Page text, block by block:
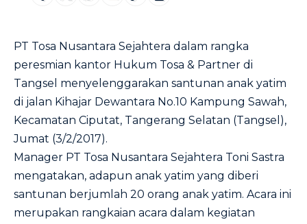
PT Tosa Nusantara Sejahtera dalam rangka
peresmian kantor Hukum Tosa & Partner di
Tangsel menyelenggarakan santunan anak yatim
di jalan Kihajar Dewantara No.10 Kampung Sawah,
Kecamatan Ciputat, Tangerang Selatan (Tangsel),
Jumat (3/2/2017).
Manager PT Tosa Nusantara Sejahtera Toni Sastra
mengatakan, adapun anak yatim yang diberi
santunan berjumlah 20 orang anak yatim. Acara ini
merupakan rangkaian acara dalam kegiatan